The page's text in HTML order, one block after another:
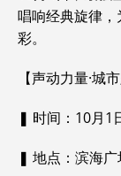
唱响经典旋律
彩。
【声动力量·城
❚ 时间：10月1
❚ 地点：滨海广